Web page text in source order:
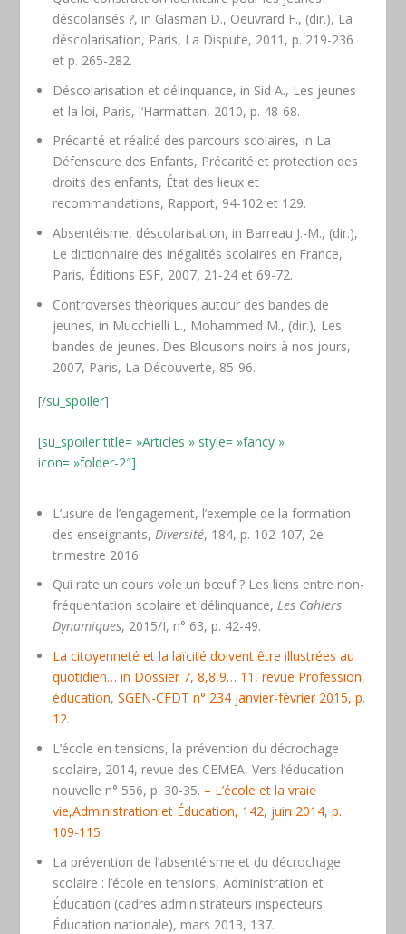
déscolarisés ?, in Glasman D., Oeuvrard F., (dir.), La
déscolarisation, Paris, La Dispute, 2011, p. 219-236
et p. 265-282.
Déscolarisation et délinquance, in Sid A., Les jeunes
et la loi, Paris, l’Harmattan, 2010, p. 48-68.
Précarité et réalité des parcours scolaires, in La
Défenseure des Enfants, Précarité et protection des
droits des enfants, État des lieux et
recommandations, Rapport, 94-102 et 129.
Absentéisme, déscolarisation, in Barreau J.-M., (dir.),
Le dictionnaire des inégalités scolaires en France,
Paris, Éditions ESF, 2007, 21-24 et 69-72.
Controverses théoriques autour des bandes de
jeunes, in Mucchielli L., Mohammed M., (dir.), Les
bandes de jeunes. Des Blousons noirs à nos jours,
2007, Paris, La Découverte, 85-96.
[/su_spoiler]
[su_spoiler title= »Articles » style= »fancy »
icon= »folder-2″]
L’usure de l’engagement, l’exemple de la formation
des enseignants, Diversité, 184, p. 102-107, 2e
trimestre 2016.
Qui rate un cours vole un bœuf ? Les liens entre non-
fréquentation scolaire et délinquance,Les Cahiers
Dynamiques, 2015/I, n° 63, p. 42-49.
La citoyenneté et la laïcité doivent être illustrées au
quotidien…in Dossier 7, 8,8,9… 11, revue Profession
éducation, SGEN-CFDT n° 234 janvier-février 2015, p.
12.
L’école en tensions, la prévention du décrochage
scolaire, 2014, revue des CEMEA, Vers l’éducation
nouvelle n° 556, p. 30-35. – L’école et la vraie
vie,Administration et Éducation, 142, juin 2014, p.
109-115
La prévention de l’absentéisme et du décrochage
scolaire : l’école en tensions,Administration et
Éducation (cadres administrateurs inspecteurs
Éducation nationale), mars 2013, 137.